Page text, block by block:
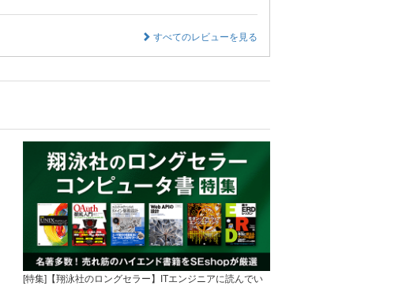
すべてのレビューを見る
[特集]【翔泳社のロングセラー】ITエンジニアに読んでい